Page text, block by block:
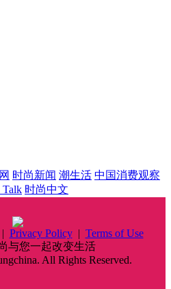
时尚新闻 潮生活 中国消费观察
Talk 时尚中文
Privacy Policy| Terms of Use
与您一起改变生活
All Rights Reserved.